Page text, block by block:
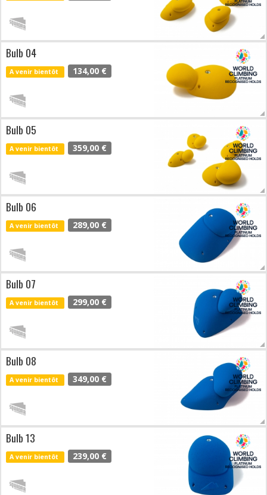
Bulb 04
A venir bientôt 134,00 €
Bulb 05
A venir bientôt 359,00 €
Bulb 06
A venir bientôt 289,00 €
Bulb 07
A venir bientôt 299,00 €
Bulb 08
A venir bientôt 349,00 €
Bulb 13
A venir bientôt 239,00 €